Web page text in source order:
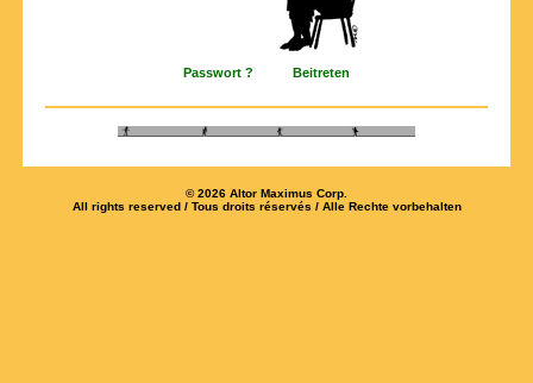
Passwort ? Beitreten
© 2026 Altor Maximus Corp.
All rights reserved / Tous droits réservés / Alle Rechte vorbehalten